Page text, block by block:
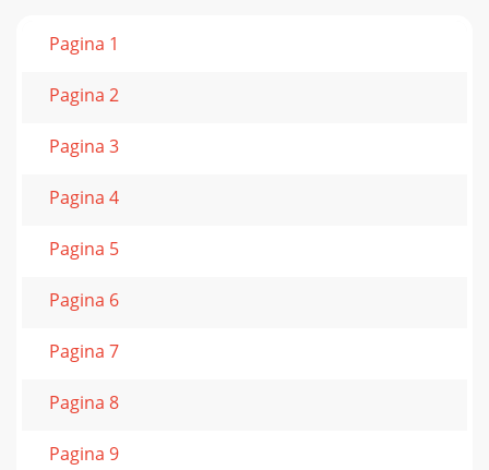
Pagina 1
Pagina 2
Pagina 3
Pagina 4
Pagina 5
Pagina 6
Pagina 7
Pagina 8
Pagina 9